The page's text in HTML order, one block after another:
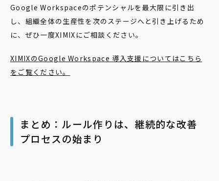
Google Workspaceのポテンシャルを最大限に引き出
し、組織全体の生産性を次のステージへと引き上げるため
に、ぜひ一度XIMIXにご相談ください。
XIMIXのGoogle Workspace 導入支援についてはこちら
をご覧ください。
まとめ：ルール作りは、継続的な改善
プロセスの始まり